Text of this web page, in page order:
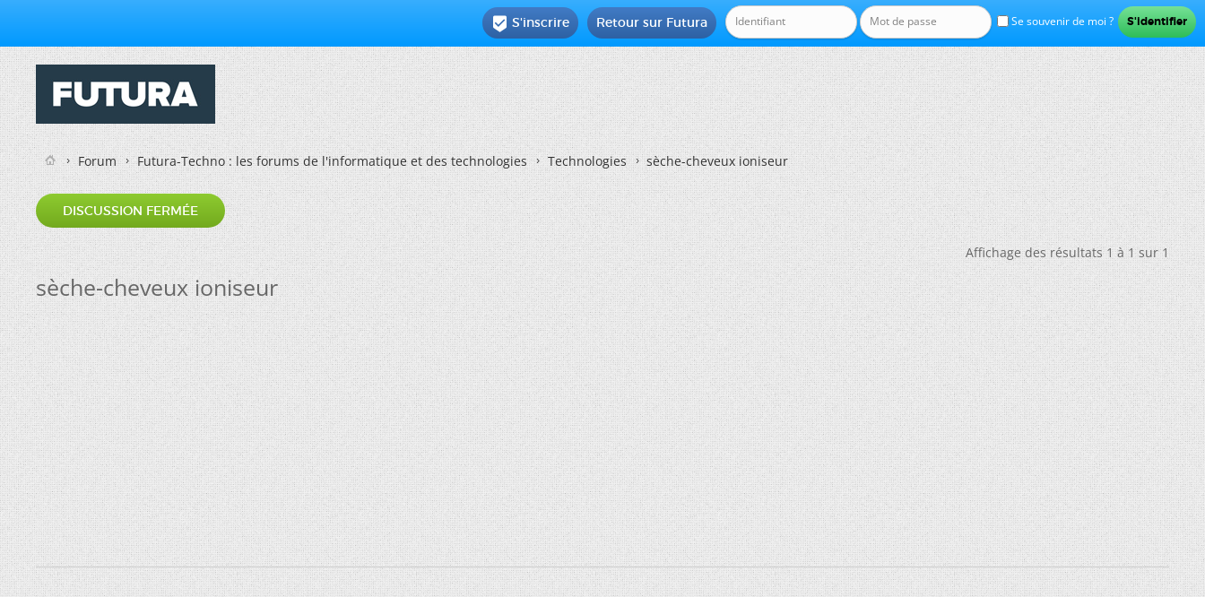
Se souvenir de moi ?
Retour sur Futura
 S'inscrire
Forum Futura-Techno : les forums de l'informatique et des technologies Technologies sèche-cheveux ioniseur
DISCUSSION FERMÉE
Affichage des résultats 1 à 1 sur 1
sèche-cheveux ioniseur